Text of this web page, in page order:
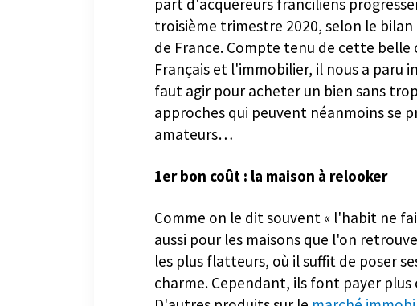
part d'acquéreurs franciliens
troisième trimestre 2020, selon le
de France. Compte tenu de cette
Français et l'immobilier, il nous a paru
faut agir pour acheter un bien sans
approches qui peuvent néanmoins se
amateurs…
1er bon coût : la maison à relooker
Comme on le dit souvent « l'habit ne
aussi pour les maisons que l'on
les plus flatteurs, où il suffit de poser
charme. Cependant, ils font payer